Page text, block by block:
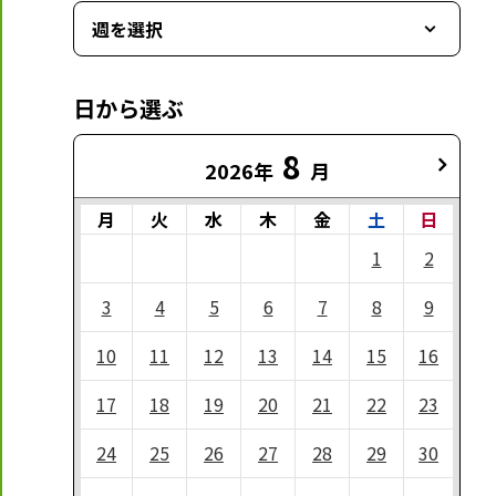
週を選択
日から選ぶ
2026年 8 月
月 火 水 木 金 土
日
1
2
3
4 5 6 7 8
9
10
11 12 13 14 15
16
17
18 19 20 21 22
23
24
25 26 27 28 29
30